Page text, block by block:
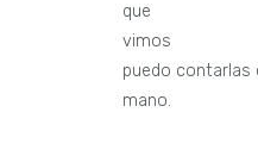
que
vimos
puedo contarlas
mano.